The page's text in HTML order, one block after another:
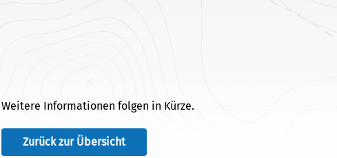
Weitere Informationen folgen in Kürze.
Zurück zur Übersicht